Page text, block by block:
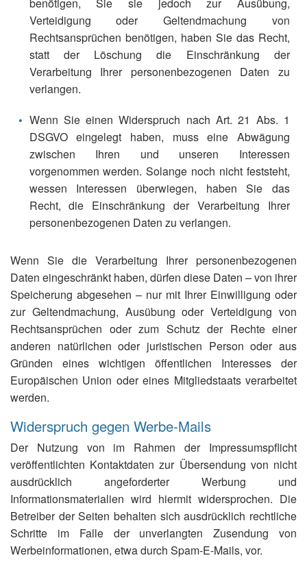
Verteidigung oder Geltendmachung von
Rechtsansprüchen benötigen, haben Sie das Recht,
statt der Löschung die Einschränkung der
Verarbeitung Ihrer personenbezogenen Daten zu
verlangen.
Wenn Sie einen Widerspruch nach Art. 21 Abs. 1
DSGVO eingelegt haben, muss eine Abwägung
zwischen Ihren und unseren Interessen
vorgenommen werden. Solange noch nicht feststeht,
wessen Interessen überwiegen, haben Sie das
Recht, die Einschränkung der Verarbeitung Ihrer
personenbezogenen Daten zu verlangen.
Wenn Sie die Verarbeitung Ihrer personenbezogenen
Daten eingeschränkt haben, dürfen diese Daten – von ihrer
Speicherung abgesehen – nur mit Ihrer Einwilligung oder
zur Geltendmachung, Ausübung oder Verteidigung von
Rechtsansprüchen oder zum Schutz der Rechte einer
anderen natürlichen oder juristischen Person oder aus
Gründen eines wichtigen öffentlichen Interesses der
Europäischen Union oder eines Mitgliedstaats verarbeitet
werden.
Widerspruch gegen Werbe-Mails
Der Nutzung von im Rahmen der Impressumspflicht
veröffentlichten Kontaktdaten zur Übersendung von nicht
ausdrücklich angeforderter Werbung und
Informationsmaterialien wird hiermit widersprochen. Die
Betreiber der Seiten behalten sich ausdrücklich rechtliche
Schritte im Falle der unverlangten Zusendung von
Werbeinformationen, etwa durch Spam-E-Mails, vor.